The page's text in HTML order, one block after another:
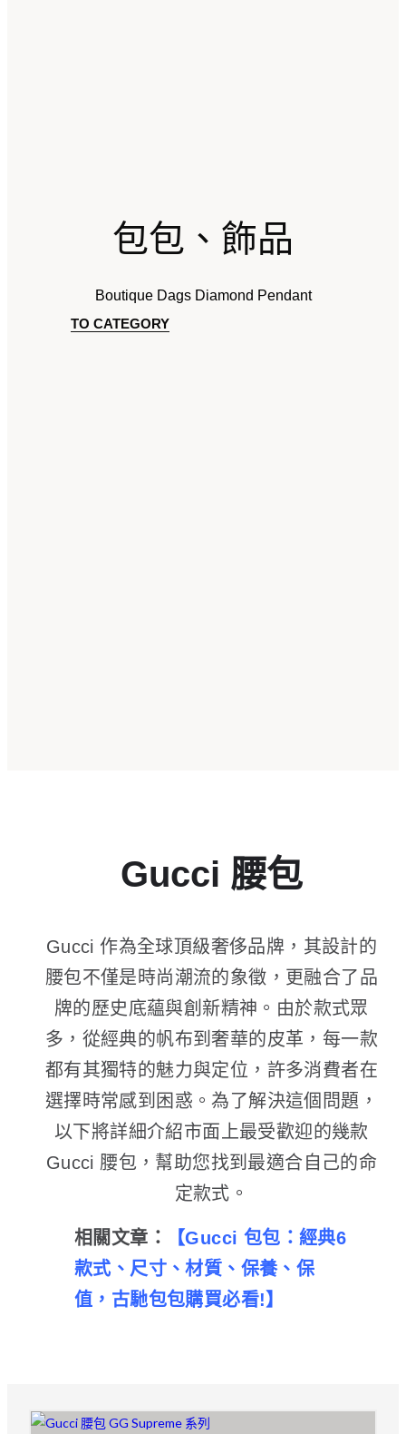
包包、飾品
Boutique Dags Diamond Pendant
TO CATEGORY
Gucci 腰包
Gucci 作為全球頂級奢侈品牌，其設計的
腰包不僅是時尚潮流的象徵，更融合了品
牌的歷史底蘊與創新精神。由於款式眾
多，從經典的帆布到奢華的皮革，每一款
都有其獨特的魅力與定位，許多消費者在
選擇時常感到困惑。為了解決這個問題，
以下將詳細介紹市面上最受歡迎的幾款
Gucci 腰包，幫助您找到最適合自己的命
定款式。
相關文章： 【Gucci 包包：經典6
款式、尺寸、材質、保養、保
值，古馳包包購買必看!】